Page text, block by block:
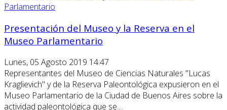
Presentación del Museo y la Reserva en el
Museo Parlamentario
Lunes, 05 Agosto 2019 14:47
Representantes del Museo de Ciencias Naturales "Lucas
Kraglievich" y de la Reserva Paleontológica expusieron en el
Museo Parlamentario de la Ciudad de Buenos Aires sobre la
actividad paleontológica que se…